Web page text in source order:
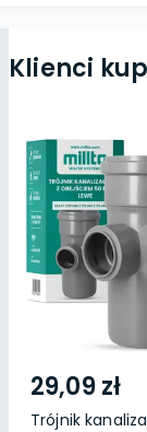
Klienci
29,09 zł
Trójnik